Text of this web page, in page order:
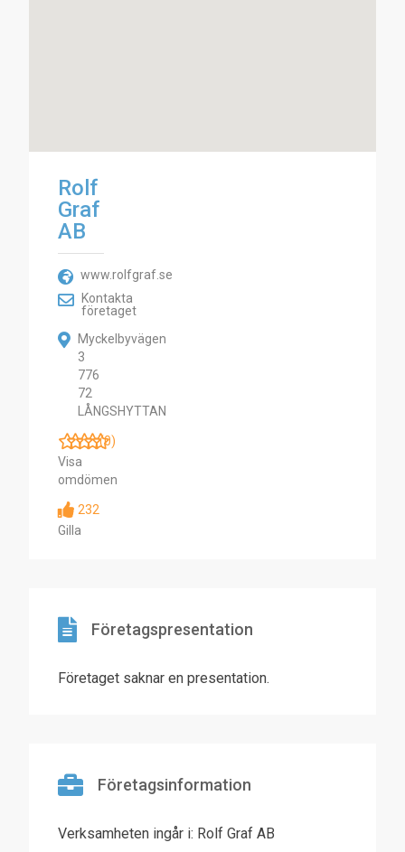
Rolf
Graf
AB
www.rolfgraf.se
Kontakta
företaget
Myckelbyvägen
3
776
72
LÅNGSHYTTAN
(0)
Visa
omdömen
232
Gilla
Företagspresentation
Företaget saknar en presentation.
Företagsinformation
Verksamheten ingår i: Rolf Graf AB